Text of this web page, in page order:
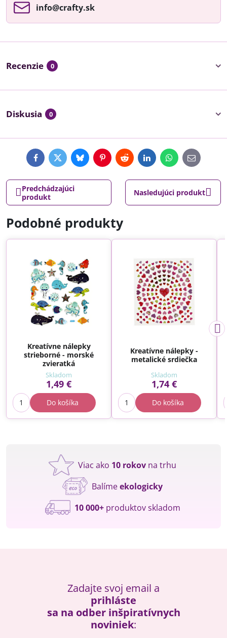
info​@crafty​.sk
Recenzie 0
Diskusia 0
FacebookTwitterBlueskyPinterestRedditLinkedInWhatsApp
E-
mail
Predchádzajúci
produkt
Nasledujúci produkt
Podobné produkty
Kreatívne nálepky
strieborné - morské
zvieratká
Skladom
1,49 €
Do košíka
Kreatívne nálepky -
metalické srdiečka
Skladom
1,74 €
Do košíka
Viac ako 10 rokov na trhu
Balímeekologicky
10 000+produktov skladom
Zadajte svoj email a
prihláste
sa na odber inšpiratívnych
noviniek: